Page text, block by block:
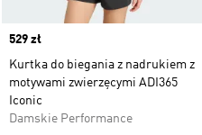
Price
529 zł
Kurtka do biegania z nadrukiem z
motywami zwierzęcymi ADI365
Iconic
Damskie Performance